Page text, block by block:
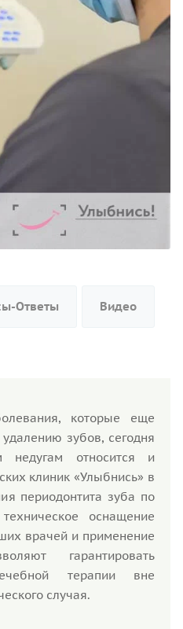
Ответы Видео
которые еще
зубов, сегодня
относится и
клиник «Улыбнись» в
периодонтита зуба по
оснащение
врачей и применение
гарантировать
терапии вне
случая.